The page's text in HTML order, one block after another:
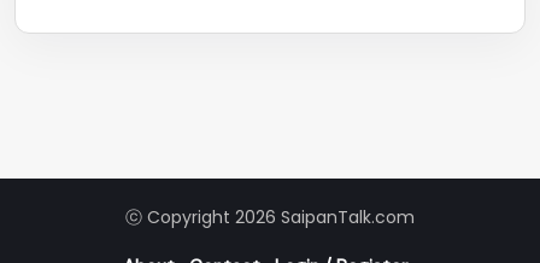
ⓒ Copyright 2026 SaipanTalk.com